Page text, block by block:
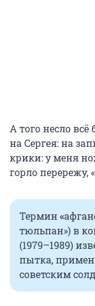
А того несло
на Сергея: на
крики: у меня
горло перережу,
Термин«
тюльпан») в
(1979–1989)
пытка,
советским